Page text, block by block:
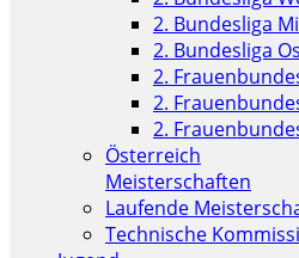
2. Bundesliga
2. Bundesliga
2.
2.
2.
Österreich
Meisterschaften
Laufende
Technische